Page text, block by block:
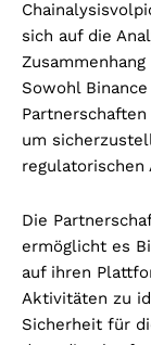
sich auf die
Sowohl
um
regulatorischen
Die
ermöglicht es
auf ihren
Aktivitäten zu
Sicherheit für